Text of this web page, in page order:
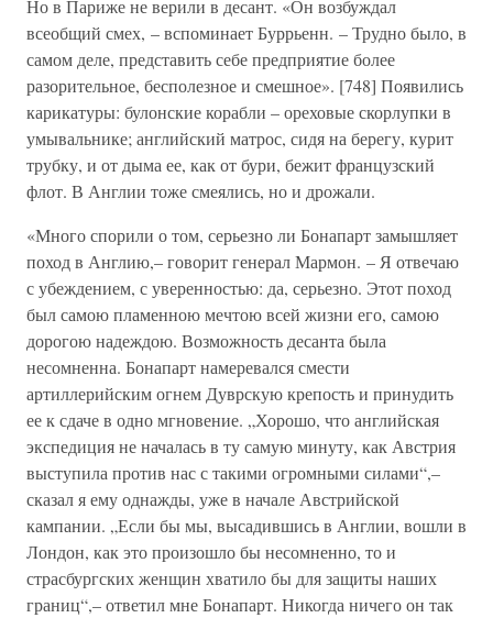
Но в Париже не верили в десант. «Он возбуждал
всеобщий смех, – вспоминает Буррьенн. – Трудно было, в
самом деле, представить себе предприятие более
разорительное, бесполезное и смешное». [748] Появились
карикатуры: булонские корабли – ореховые скорлупки в
умывальнике; английский матрос, сидя на берегу, курит
трубку, и от дыма ее, как от бури, бежит французский
флот. В Англии тоже смеялись, но и дрожали.
«Много спорили о том, серьезно ли Бонапарт замышляет
поход в Англию,– говорит генерал Мармон. – Я отвечаю
с убеждением, с уверенностью: да, серьезно. Этот поход
был самою пламенною мечтою всей жизни его, самою
дорогою надеждою. Возможность десанта была
несомненна. Бонапарт намеревался смести
артиллерийским огнем Дуврскую крепость и принудить
ее к сдаче в одно мгновение. „Хорошо, что английская
экспедиция не началась в ту самую минуту, как Австрия
выступила против нас с такими огромными силами“,–
сказал я ему однажды, уже в начале Австрийской
кампании. „Если бы мы, высадившись в Англии, вошли в
Лондон, как это произошло бы несомненно, то и
страсбургских женщин хватило бы для защиты наших
границ“,– ответил мне Бонапарт. Никогда ничего он так